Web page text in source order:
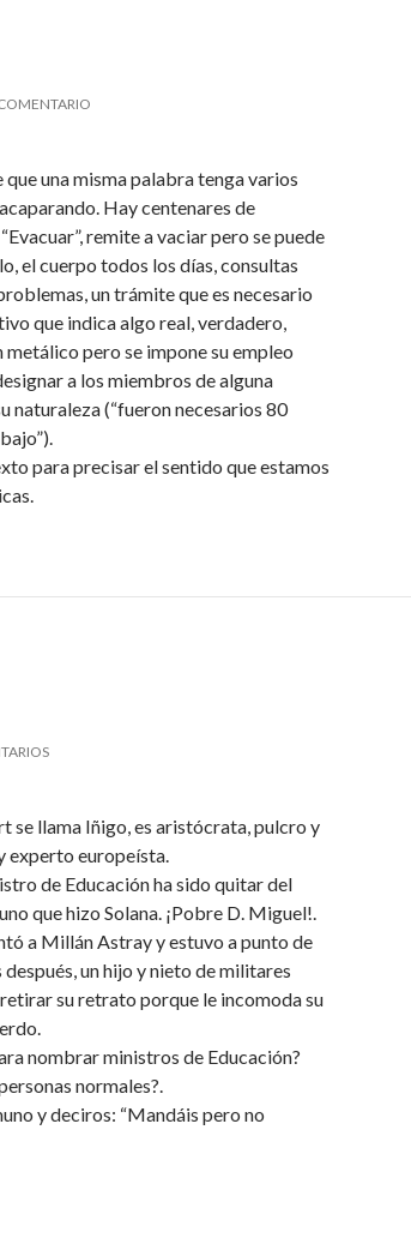
una misma palabra tenga varios
Hay centenares de
remite a vaciar pero se puede
el cuerpo todos los días, consultas
un trámite que es necesario
que indica algo real, verdadero,
pero se impone su empleo
a los miembros de alguna
naturaleza (“fueron necesarios 80
para precisar el sentido que estamos
se llama Iñigo, es aristócrata, pulcro y
experto europeísta.
de Educación ha sido quitar del
que hizo Solana. ¡Pobre D. Miguel!.
a Millán Astray y estuvo a punto de
un hijo y nieto de militares
su retrato porque le incomoda su
nombrar ministros de Educación?
normales?.
y deciros: “Mandáis pero no